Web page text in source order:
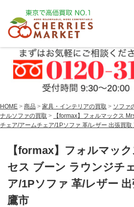
HOME > 商品 > 家具・インテリアの買取 > ソファ
ナルソファの買取 >
【formax】フォルマックス
チェア/アームチェア/1Pソファ 革/レザー 出張買取
【formax】フォルマッ
セス ブーン ラウンジチ
ア/1Pソファ 革/レザー
鷹市